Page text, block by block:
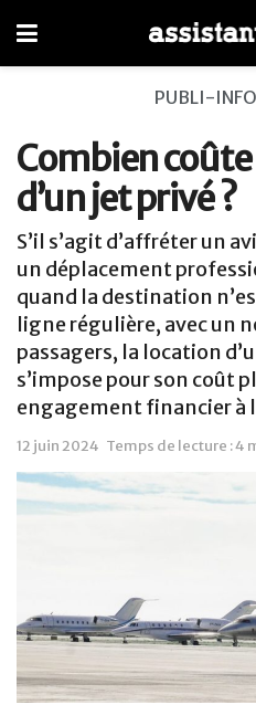
PUBLI-
Combien
d’un jet privé ?
S’il s’agit d’affréter un
un déplacement
quand la destination
ligne régulière, avec un
passagers, la location
s’impose pour son coût
engagement financier à
12 juin 2024 Temps de lecture : 4